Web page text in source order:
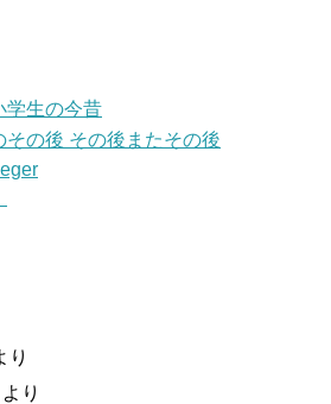
学生の今昔
の後 その後またその後
り
より